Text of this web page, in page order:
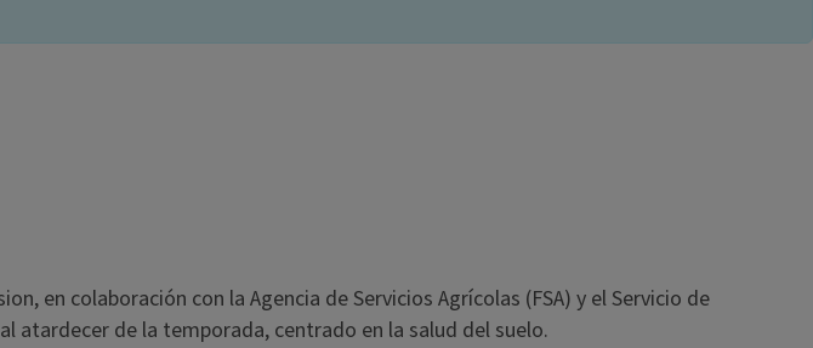
en colaboración con la Agencia de Servicios Agrícolas (FSA) y el Servicio de
atardecer de la temporada, centrado en la salud del suelo.